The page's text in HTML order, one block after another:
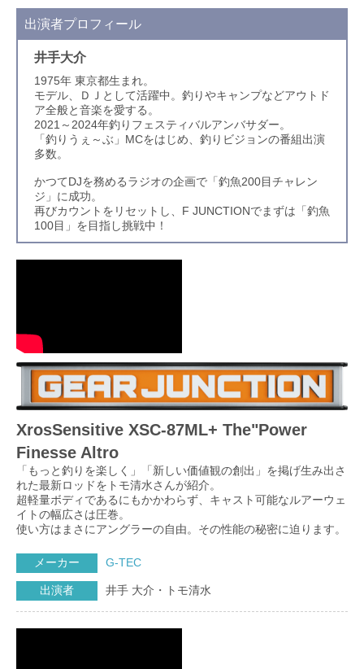
出演者プロフィール
井手大介
1975年 東京都生まれ。
モデル、ＤＪとして活躍中。釣りやキャンプなどアウトド
ア全般と音楽を愛する。
2021～2024年釣りフェスティバルアンバサダー。
「釣りうぇ～ぶ」MCをはじめ、釣りビジョンの番組出演
多数。
かつてDJを務めるラジオの企画で「釣魚200目チャレン
ジ」に成功。
再びカウントをリセットし、F JUNCTIONでまずは「釣魚
100目」を目指し挑戦中！
XrosSensitive XSC-87ML+ The"Power
Finesse Altro
「もっと釣りを楽しく」「新しい価値観の創出」を掲げ生み出さ
れた最新ロッドをトモ清水さんが紹介。
超軽量ボディであるにもかかわらず、キャスト可能なルアーウェ
イトの幅広さは圧巻。
使い方はまさにアングラーの自由。その性能の秘密に迫ります。
メーカー G-TEC
出演者 井手 大介・トモ清水